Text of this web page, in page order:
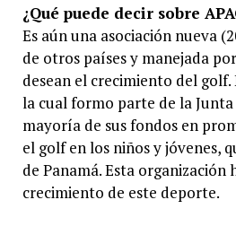
¿Qué puede decir sobre
Es aún una asociación nueva
de otros países y manejada
desean el crecimiento del golf.
la cual formo parte de la
mayoría de sus fondos en
el golf en los niños y jóvenes,
de Panamá. Esta organización
crecimiento de este deporte.